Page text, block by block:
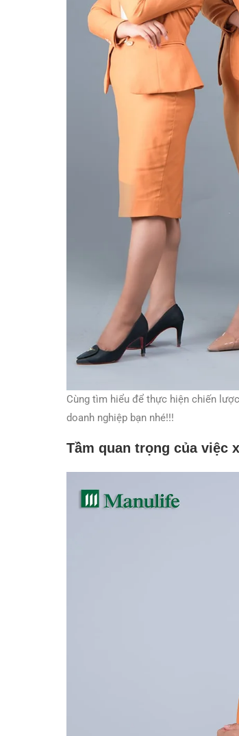
Cùng tìm hiểu để thực hiện chiến
doanh nghiệp bạn nhé!!!
Tầm quan trọng của việc